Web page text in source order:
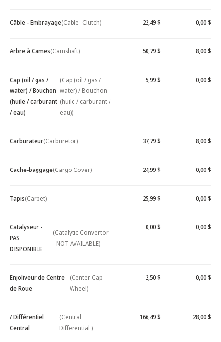
Câble - Embrayage(Cable- Clutch) 22,49 $ 0,00 $
Arbre à Cames(Camshaft) 50,79 $ 8,00 $
Cap (oil / gas /
water) / Bouchon
(huile / carburant
/ eau)
(Cap (oil / gas /
water) / Bouchon
(huile / carburant /
eau))
5,99 $ 0,00 $
Carburateur(Carburetor) 37,79 $ 8,00 $
Cache-baggage(Cargo Cover) 24,99 $ 0,00 $
Tapis(Carpet) 25,99 $ 0,00 $
Catalyseur -
PAS
DISPONIBLE
(Catalytic Convertor
- NOT AVAILABLE)
0,00 $ 0,00 $
Enjoliveur de Centre
de Roue
(Center Cap
Wheel)
2,50 $ 0,00 $
/ Différentiel
Central
(Central
Differential )
166,49 $ 28,00 $